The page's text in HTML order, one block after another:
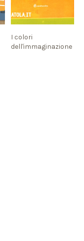
I colori
dell'immaginazione